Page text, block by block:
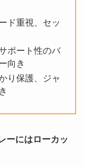
ド重視、セッ
ポート性のバ
向き
り保護、ジャ
ーにはローカッ